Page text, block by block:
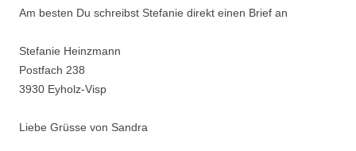
Am besten Du schreibst Stefanie direkt einen Brief an
Stefanie Heinzmann
Postfach 238
3930 Eyholz-Visp
Liebe Grüsse von Sandra